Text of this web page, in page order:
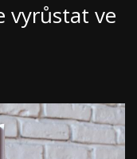
vyrůstat ve